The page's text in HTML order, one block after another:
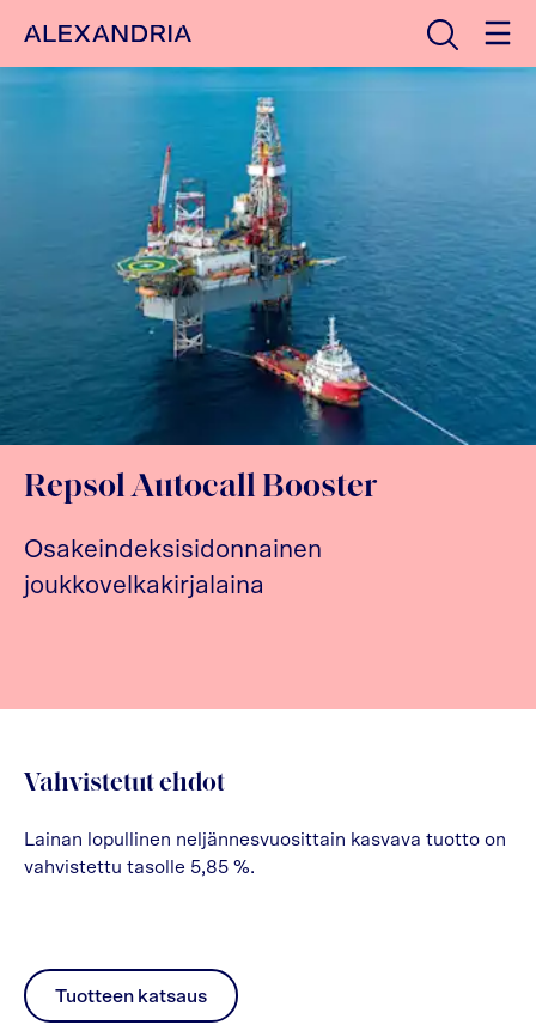
Etusivulle Avaa haku
Repsol Autocall Booster
Osakeindeksisidonnainen
joukkovelkakirjalaina
Vahvistetut ehdot
Lainan lopullinen neljännesvuosittain kasvava tuotto on
vahvistettu tasolle 5,85 %.
Tuotteen katsaus
pdf